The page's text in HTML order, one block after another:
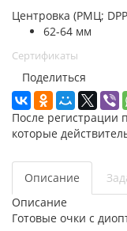
Центровка (РМЦ;
62-64 мм
Сертификаты
Поделиться
После регистрации
которые
Описание
Описание
Готовые очки с